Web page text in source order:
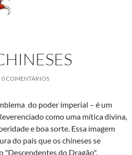
0 COMENTÁRIOS
do poder imperial – é um
como uma mítica divina,
e boa sorte. Essa imagem
do país que os chineses se
"Descendentes do Dragão".